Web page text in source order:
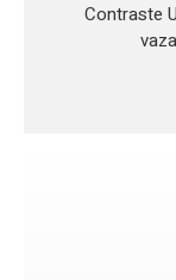
Contraste